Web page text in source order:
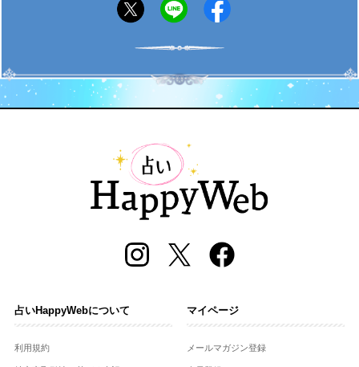
占いHappyWebについて
利用規約
マイページ
メールマガジン登録